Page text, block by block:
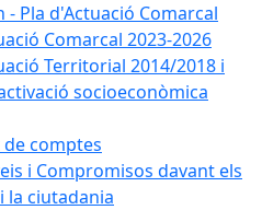
- Pla d'Actuació Comarcal
Comarcal 2023-2026
Territorial 2014/2018 i
socioeconòmica
comptes
i Compromisos davant els
la ciutadania